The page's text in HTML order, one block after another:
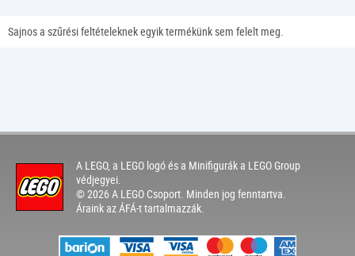
Sajnos a szűrési feltételeknek egyik termékünk sem felelt meg.
A LEGO, a LEGO logó és a Minifigurák a LEGO Group
védjegyei.
© 2026 A LEGO Csoport. Minden jog fenntartva.
Áraink az ÁFÁ-t tartalmazzák.